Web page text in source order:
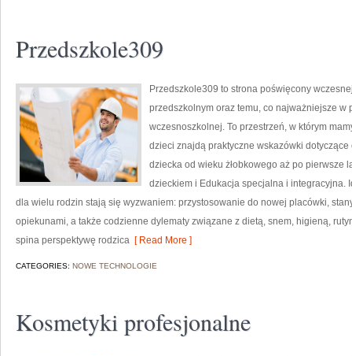
Przedszkole309
Przedszkole309 to strona poświęcony
przedszkolnym oraz temu, co najważniejsze
wczesnoszkolnej. To przestrzeń, w którym
dzieci znajdą praktyczne wskazówki
dziecka od wieku żłobkowego aż po pierwsze
dzieckiem i Edukacja specjalna i integracyjna.
dla wielu rodzin stają się wyzwaniem: przystosowanie do nowej placówki,
opiekunami, a także codzienne dylematy związane z dietą, snem, higieną,
spina perspektywę rodzica [ Read More ]
CATEGORIES: NOWE TECHNOLOGIE
Kosmetyki profesjonalne